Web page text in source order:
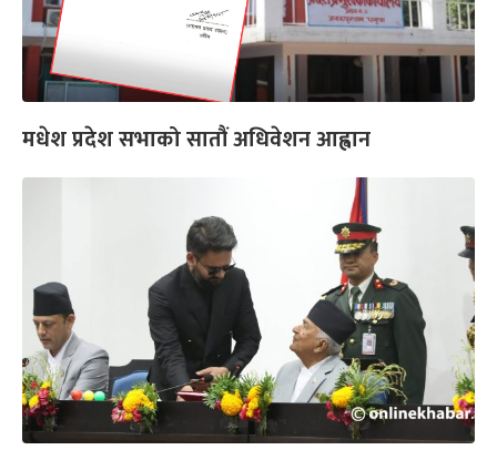
मधेश प्रदेश सभाको सातौं अधिवेशन आह्वान